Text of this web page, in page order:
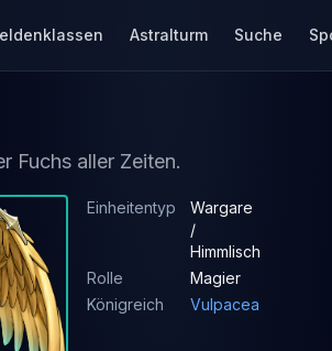
Astralturm Suche
Fuchs aller Zeiten.
Einheitentyp
Wargare
/
Himmlisch
Rolle
Magier
Königreich
Vulpacea